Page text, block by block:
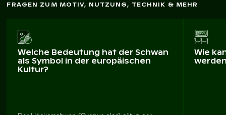
FRAGEN ZUM MOTIV, NUTZUNG, TECHNIK & MEHR
Welche Bedeutung hat der Schwan
als Symbol in der europäischen
Kultur?
Wie